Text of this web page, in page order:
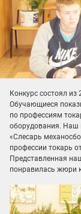
Конкурс состоял из
Обучающиеся
по профессиям
оборудования. Наш
«Слесарь
профессии токарь
Представленная
понравилась жюри